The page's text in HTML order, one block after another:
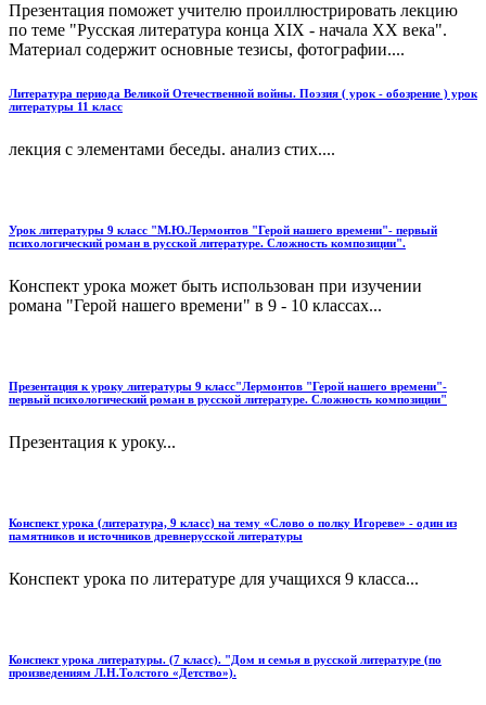
Презентация поможет учителю проиллюстрировать лекцию
по теме "Русская литература конца XIX - начала XX века".
Материал содержит основные тезисы, фотографии....
Литература периода Великой Отечественной войны. Поэзия ( урок - обозрение ) урок
литературы 11 класс
лекция с элементами беседы. анализ стих....
Урок литературы 9 класс "М.Ю.Лермонтов "Герой нашего времени"- первый
психологический роман в русской литературе. Сложность композиции".
Конспект урока может быть использован при изучении
романа "Герой нашего времени" в 9 - 10 классах...
Презентация к уроку литературы 9 класс"Лермонтов "Герой нашего времени"-
первый психологический роман в русской литературе. Сложность композиции"
Презентация к уроку...
Конспект урока (литература, 9 класс) на тему «Слово о полку Игореве» - один из
памятников и источников древнерусской литературы
Конспект урока по литературе для учащихся 9 класса...
Конспект урока литературы. (7 класс). "Дом и семья в русской литературе (по
произведениям Л.Н.Толстого «Детство»).